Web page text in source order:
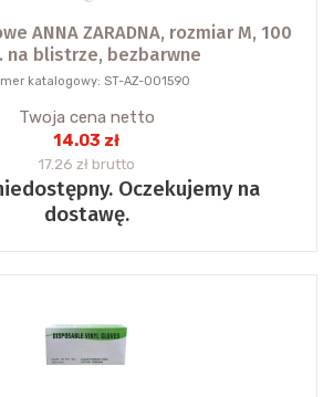
ANNA ZARADNA, rozmiar M, 100
na blistrze, bezbarwne
katalogowy: ST-AZ-001590
Twoja cena netto
14.03 zł
17.26 zł brutto
Oczekujemy na
dostawę.